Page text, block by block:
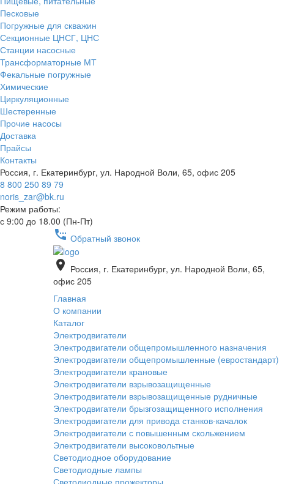
Песковые
Погружные для скважин
Секционные ЦНСГ, ЦНС
Станции насосные
Трансформаторные МТ
Фекальные погружные
Химические
Циркуляционные
Шестеренные
Прочие насосы
Доставка
Прайсы
Контакты
Россия, г. Екатеринбург, ул. Народной Воли, 65, офис 205
8 800 250 89 79
noris_zar@bk.ru
Режим работы:
с 9:00 до 18.00 (Пн-Пт)
settings_phone Обратный звонок
place Россия, г. Екатеринбург, ул. Народной Воли, 65,
офис 205
Главная
О компании
Каталог
Электродвигатели
Электродвигатели общепромышленного назначения
Электродвигатели общепромышленные (евростандарт)
Электродвигатели крановые
Электродвигатели взрывозащищенные
Электродвигатели взрывозащищенные рудничные
Электродвигатели брызгозащищенного исполнения
Электродвигатели для привода станков-качалок
Электродвигатели с повышенным скольжением
Электродвигатели высоковольтные
Светодиодное оборудование
Светодиодные лампы